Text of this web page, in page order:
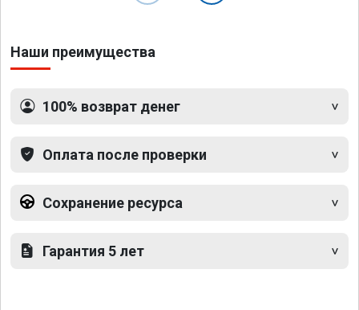
Наши преимущества
100% возврат денег
Оплата после проверки
Сохранение ресурса
Гарантия 5 лет